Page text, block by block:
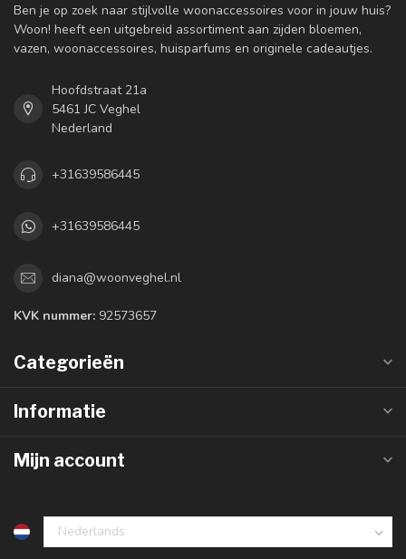
Ben je op zoek naar stijlvolle woonaccessoires voor in jouw huis?
Woon! heeft een uitgebreid assortiment aan zijden bloemen,
vazen, woonaccessoires, huisparfums en originele cadeautjes.
Hoofdstraat 21a
5461 JC Veghel
Nederland
+31639586445
+31639586445
diana@woonveghel.nl
KVK nummer: 92573657
Categorieën
Informatie
Mijn account